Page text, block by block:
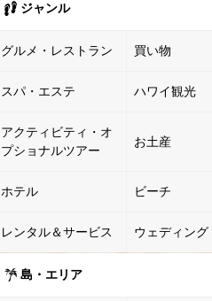
ジャンル
グルメ・レストラン 買い物
スパ・エステ ハワイ観光
アクティビティ・オ
プショナルツアー
お土産
ホテル ビーチ
レンタル＆サービス ウェディング
島・エリア